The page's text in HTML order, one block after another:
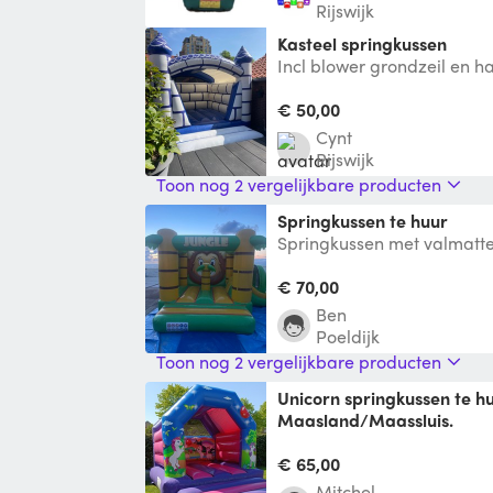
Rijswijk
kasteel springkussen
Incl blower grondzeil en
€ 50,00
Cynt
Rijswijk
Toon nog 2 vergelijkbare producten
Springkussen te huur
Springkussen met
€ 70,00
Ben
Poeldijk
Toon nog 2 vergelijkbare producten
Unicorn springkussen te huur, omgeving
Maasland/Maassluis.
huur, omgeving
Sprin
€ 65,00